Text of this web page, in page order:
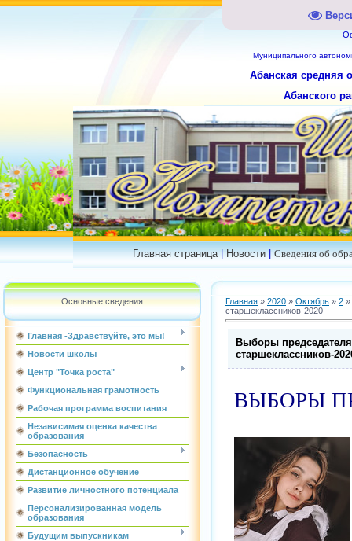
Муниципального
Абанская средняя
Абанского
Главная страница|Новости|Сведения об
Основные сведения
Главная -Здравствуйте, это мы!
Новости школы
Центр "Точка роста"
Функциональная грамотность
Рабочая программа воспитания
Независимая оценка качества
образования
Безопасность
Дистанционное обучение
Развитие личностного потенциала
Персонализированная модель
образования
Будущим выпускникам
Главная » 2020 » Октябрь » 2 »
старшеклассников-2020
Выборы председателя
старшеклассников-
ВЫБОРЫ